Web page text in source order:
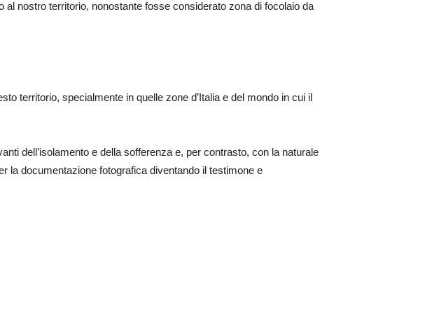
nostro territorio, nonostante fosse considerato zona di focolaio da
territorio, specialmente in quelle zone d’Italia e del mondo in cui il
dell’isolamento e della sofferenza e, per contrasto, con la naturale
la documentazione fotografica diventando il testimone e